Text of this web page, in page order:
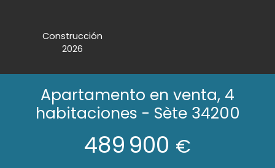
Construcción
2026
Apartamento en venta, 4
habitaciones - Sète 34200
489 900 €